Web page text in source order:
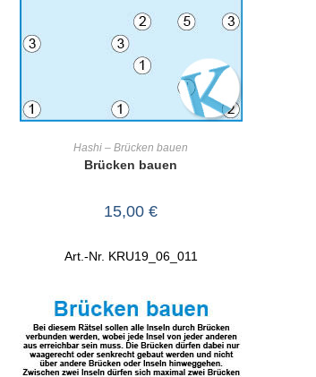
Hashi – Brücken bauen
Brücken bauen
15,00€
Art.-Nr. KRU19_06_011